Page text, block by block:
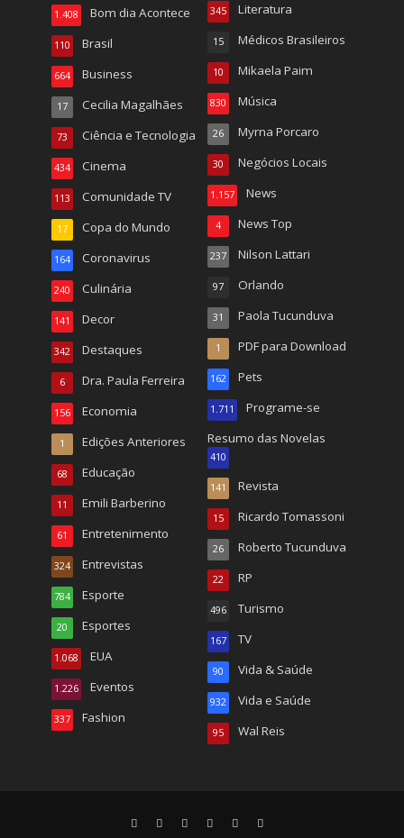
Bom dia Acontece
1.408
Brasil
110
Business
664
Cecilia Magalhães
17
Ciência e Tecnologia
73
Cinema
434
Comunidade TV
113
Copa do Mundo
17
Coronavirus
164
Culinária
240
Decor
141
Destaques
342
Dra. Paula Ferreira
6
Economia
156
Edições Anteriores
1
Educação
68
Emili Barberino
11
Entretenimento
61
Entrevistas
324
Esporte
784
Esportes
20
EUA
1.068
Eventos
1.226
Fashion
337
Literatura
345
Médicos Brasileiros
15
Mikaela Paim
10
Música
830
Myrna Porcaro
26
Negócios Locais
30
News
1.157
News Top
4
Nilson Lattari
237
Orlando
97
Paola Tucunduva
31
PDF para Download
1
Pets
162
Programe-se
1.711
Resumo das Novelas
410
Revista
141
Ricardo Tomassoni
15
Roberto Tucunduva
26
RP
22
Turismo
496
TV
167
Vida & Saúde
90
Vida e Saúde
932
Wal Reis
95